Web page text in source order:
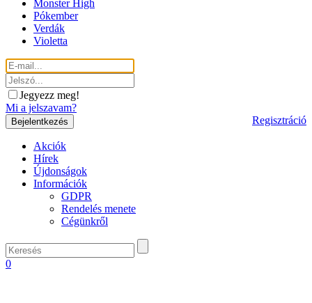
Monster High
Pókember
Verdák
Violetta
Jegyezz meg!
Mi a jelszavam?
Regisztráció
Akciók
Hírek
Újdonságok
Információk
GDPR
Rendelés menete
Cégünkről
0